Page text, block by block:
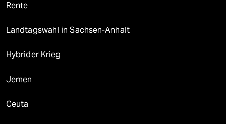
Rente
Landtagswahl in Sachsen-Anhalt
Hybrider Krieg
Jemen
Ceuta